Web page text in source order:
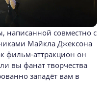
написанной совместно с
Майкла Джексона
фильм-аттракцион он
вы фанат творчества
западёт вам в